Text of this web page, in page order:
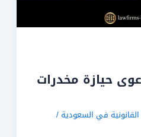
حيازة مخدرات
في السعودية /